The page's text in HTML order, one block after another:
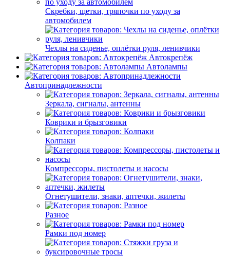
Скребки, щетки, тряпочки по уходу за
автомобилем
Чехлы на сиденье, оплётки руля, ленивчики
Автокрепёж
Автолампы
Автопринадлежности
Зеркала, сигналы, антенны
Коврики и брызговики
Колпаки
Компрессоры, пистолеты и насосы
Огнетушители, знаки, аптечки, жилеты
Разное
Рамки под номер